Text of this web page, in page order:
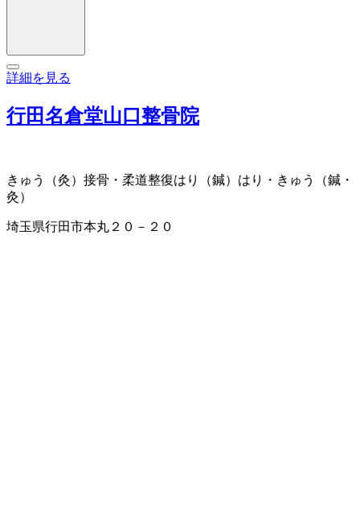
詳細を見る
行田名倉堂山口整骨院
きゅう（灸） 接骨・柔道整復はり（鍼） はり・きゅう（鍼・
灸）
埼玉県行田市本丸２０－２０